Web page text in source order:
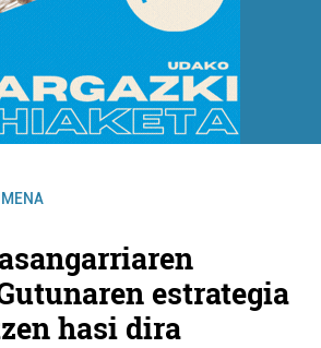
estrategia
hasi dira